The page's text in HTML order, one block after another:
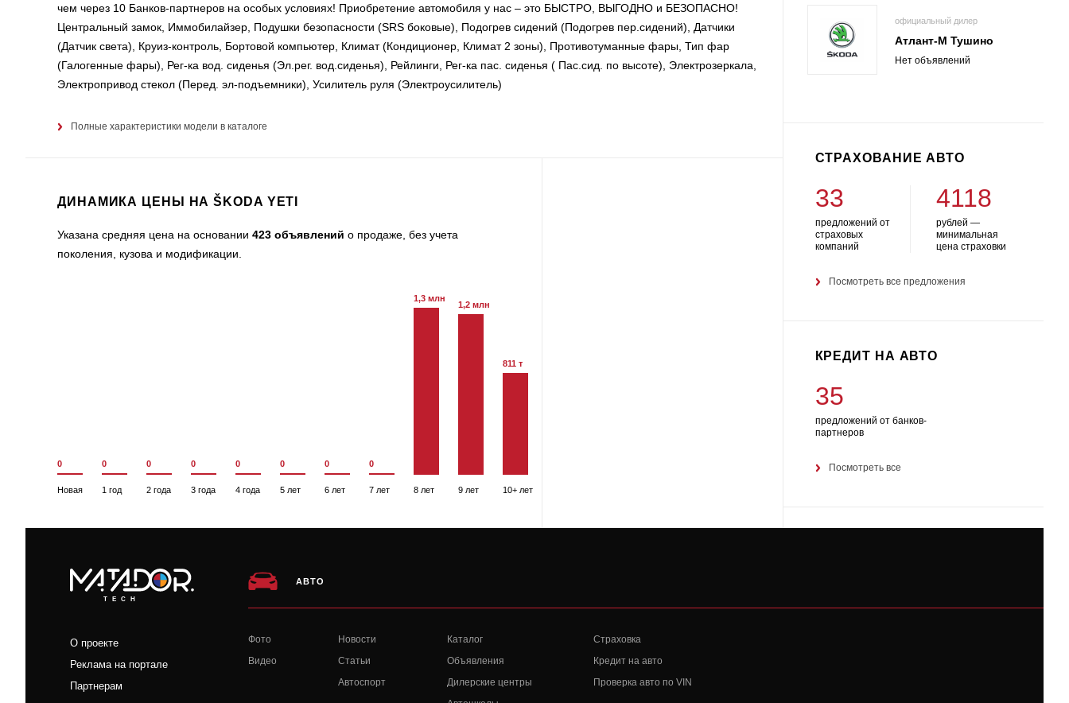
чем через 10 Банков-партнеров на особых условиях! Приобретение автомобиля у нас – это БЫСТРО, ВЫГОДНО и БЕЗОПАСНО!
Центральный замок, Иммобилайзер, Подушки безопасности (SRS боковые), Подогрев сидений (Подогрев пер.сидений), Датчики
(Датчик света), Круиз-контроль, Бортовой компьютер, Климат (Кондиционер, Климат 2 зоны), Противотуманные фары, Тип фар
(Галогенные фары), Рег-ка вод. сиденья (Эл.рег. вод.сиденья), Рейлинги, Рег-ка пас. сиденья ( Пас.сид. по высоте), Электрозеркала,
Электропривод стекол (Перед. эл-подъемники), Усилитель руля (Электроусилитель)
Полные характеристики модели в каталоге
ДИНАМИКА ЦЕНЫ НА ŠKODA YETI
Указана средняя цена на основании 423 объявлений о продаже, без учета
поколения, кузова и модификации.
0
Новая
0
1 год
0
2 года
0
3 года
0
4 года
0
5 лет
0
6 лет
0
7 лет
1,3 млн
8 лет
1,2 млн
9 лет
811 т
10+ лет
официальный дилер
Атлант-М Тушино
Нет объявлений
СТРАХОВАНИЕ АВТО
33
предложений от
страховых
компаний
4118
рублей —
минимальная
цена страховки
Посмотреть все предложения
КРЕДИТ НА АВТО
35
предложений от банков-
партнеров
Посмотреть все
TECH
О проекте
Реклама на портале
Партнерам
АВТО
Фото
Видео
Новости
Статьи
Автоспорт
Каталог
Объявления
Дилерские центры
Страховка
Кредит на авто
Проверка авто по VIN